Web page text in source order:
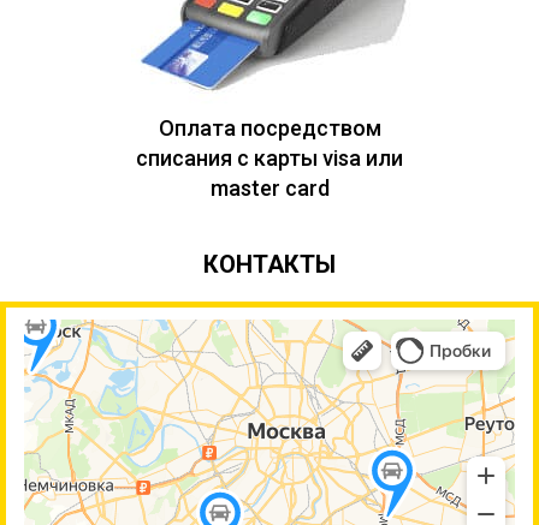
Оплата посредством
списания с карты visa или
master card
КОНТАКТЫ